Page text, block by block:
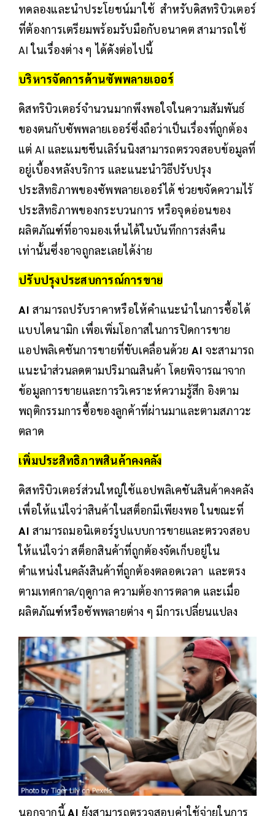
ทดลองและนำประโยชน์มาใช้ สำหรับดิสทริบิวเตอร์
ที่ต้องการเตรียมพร้อมรับมือกับอนาคต สามารถใช้
AI ในเรื่องต่าง ๆ ได้ดังต่อไปนี้
บริหารจัดการด้านซัพพลายเออร์
ดิสทริบิวเตอร์จำนวนมากพึงพอใจในความสัมพันธ์
ของตนกับซัพพลายเออร์ซึ่งถือว่าเป็นเรื่องที่ถูกต้อง
แต่ AI และแมชชีนเลิร์นนิงสามารถตรวจสอบข้อมูลที่
อยู่เบื้องหลังบริการ และแนะนำวิธีปรับปรุง
ประสิทธิภาพของซัพพลายเออร์ได้ ช่วยขจัดความไร้
ประสิทธิภาพของกระบวนการ หรือจุดอ่อนของ
ผลิตภัณฑ์ที่อาจมองเห็นได้ในบันทึกการส่งคืน
เท่านั้นซึ่งอาจถูกละเลยได้ง่าย
ปรับปรุงประสบการณ์การขาย
AI สามารถปรับราคาหรือให้คำแนะนำในการซื้อได้
แบบไดนามิก เพื่อเพิ่มโอกาสในการปิดการขาย
แอปพลิเคชันการขายที่ขับเคลื่อนด้วย AI จะสามารถ
แนะนำส่วนลดตามปริมาณสินค้า โดยพิจารณาจาก
ข้อมูลการขายและการวิเคราะห์ความรู้สึก อิงตาม
พฤติกรรมการซื้อของลูกค้าที่ผ่านมาและตามสภาวะ
ตลาด
เพิ่มประสิทธิภาพสินค้าคงคลัง
ดิสทริบิวเตอร์ส่วนใหญ่ใช้แอปพลิเคชันสินค้าคงคลัง
เพื่อให้แน่ใจว่าสินค้าในสต็อกมีเพียงพอ ในขณะที่
AI สามารถมอนิเตอร์รูปแบบการขายและตรวจสอบ
ให้แน่ใจว่า สต็อกสินค้าที่ถูกต้องจัดเก็บอยู่ใน
ตำแหน่งในคลังสินค้าที่ถูกต้องตลอดเวลา และตรง
ตามเทศกาล/ฤดูกาล ความต้องการตลาด และเมื่อ
ผลิตภัณฑ์หรือซัพพลายต่าง ๆ มีการเปลี่ยนแปลง
นอกจากนี้AI ยังสามารถตรวจสอบค่าใช้จ่ายในการ